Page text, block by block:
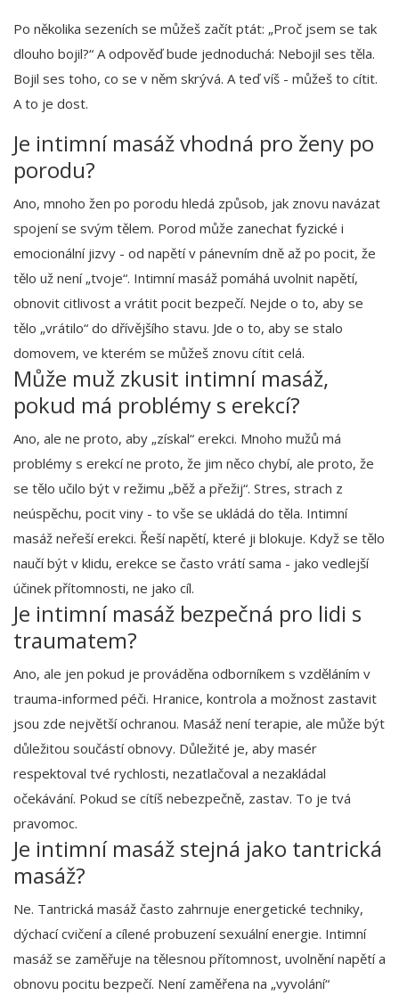
Po několika sezeních se můžeš začít ptát: „Proč jsem se tak
dlouho bojil?“ A odpověď bude jednoduchá: Nebojil ses těla.
Bojil ses toho, co se v něm skrývá. A teď víš - můžeš to cítit.
A to je dost.
Je intimní masáž vhodná pro ženy po
porodu?
Ano, mnoho žen po porodu hledá způsob, jak znovu navázat
spojení se svým tělem. Porod může zanechat fyzické i
emocionální jizvy - od napětí v pánevním dně až po pocit, že
tělo už není „tvoje“. Intimní masáž pomáhá uvolnit napětí,
obnovit citlivost a vrátit pocit bezpečí. Nejde o to, aby se
tělo „vrátilo“ do dřívějšího stavu. Jde o to, aby se stalo
domovem, ve kterém se můžeš znovu cítit celá.
Může muž zkusit intimní masáž,
pokud má problémy s erekcí?
Ano, ale ne proto, aby „získal“ erekci. Mnoho mužů má
problémy s erekcí ne proto, že jim něco chybí, ale proto, že
se tělo učilo být v režimu „běž a přežij“. Stres, strach z
neúspěchu, pocit viny - to vše se ukládá do těla. Intimní
masáž neřeší erekci. Řeší napětí, které ji blokuje. Když se tělo
naučí být v klidu, erekce se často vrátí sama - jako vedlejší
účinek přítomnosti, ne jako cíl.
Je intimní masáž bezpečná pro lidi s
traumatem?
Ano, ale jen pokud je prováděna odborníkem s vzděláním v
trauma-informed péči. Hranice, kontrola a možnost zastavit
jsou zde největší ochranou. Masáž není terapie, ale může být
důležitou součástí obnovy. Důležité je, aby masér
respektoval tvé rychlosti, nezatlačoval a nezakládal
očekávání. Pokud se cítíš nebezpečně, zastav. To je tvá
pravomoc.
Je intimní masáž stejná jako tantrická
masáž?
Ne. Tantrická masáž často zahrnuje energetické techniky,
dýchací cvičení a cílené probuzení sexuální energie. Intimní
masáž se zaměřuje na tělesnou přítomnost, uvolnění napětí a
obnovu pocitu bezpečí. Není zaměřena na „vyvolání“